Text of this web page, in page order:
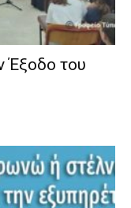
Έξοδο του